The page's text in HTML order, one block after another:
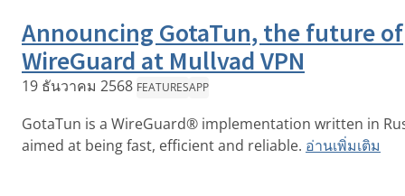
Announcing GotaTun, the future of
WireGuard at Mullvad VPN
19 ธันวาคม 2568 FEATURESAPP
GotaTun is a WireGuard® implementation written in
aimed at being fast, efficient and reliable. อ่านเพิ่มเติม